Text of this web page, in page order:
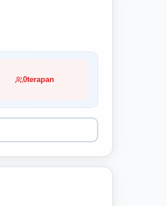
0terapan